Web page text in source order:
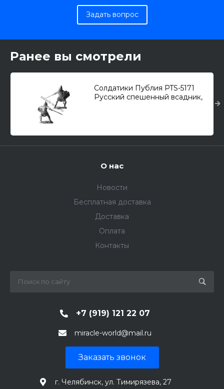
Задать вопрос
Ранее вы смотрели
Солдатики Публия PTS-5171
Русский спешенный всадник,
О нас
Новости
Бесплатная доставка
Доставка
Оплата
Контакты
+7 (919) 121 22 07
miracle-world@mail.ru
Заказать звонок
г. Челябинск, ул. Тимирязева, 27